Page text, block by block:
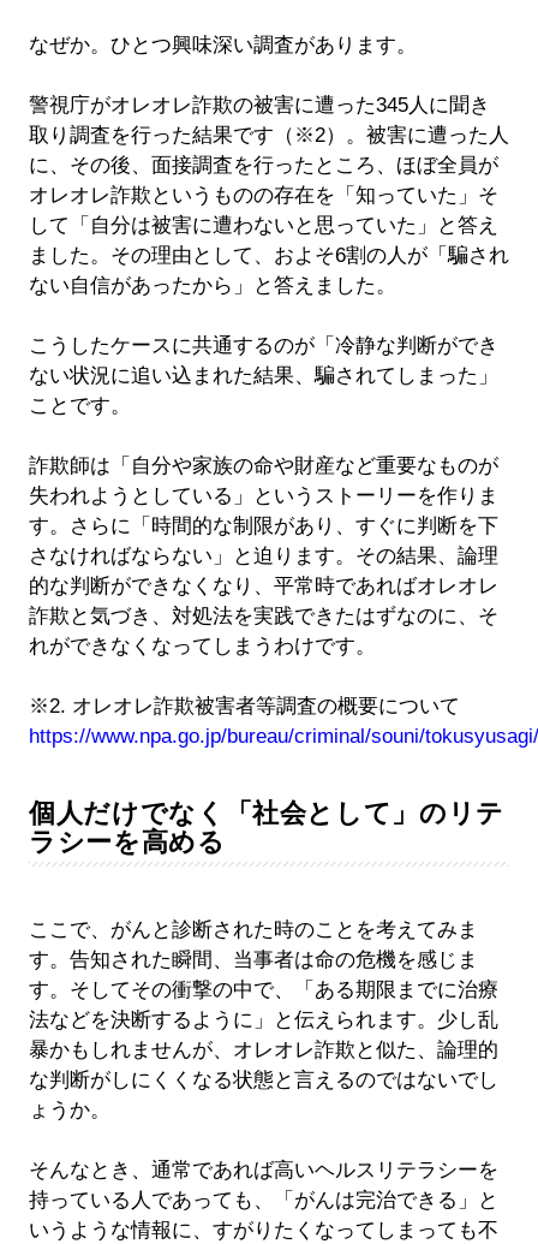
なぜか。ひとつ興味深い調査があります。
警視庁がオレオレ詐欺の被害に遭った345人に聞き
取り調査を行った結果です（※2）。被害に遭った人
に、その後、面接調査を行ったところ、ほぼ全員が
オレオレ詐欺というものの存在を「知っていた」そ
して「自分は被害に遭わないと思っていた」と答え
ました。その理由として、およそ6割の人が「騙され
ない自信があったから」と答えました。
こうしたケースに共通するのが「冷静な判断ができ
ない状況に追い込まれた結果、騙されてしまった」
ことです。
詐欺師は「自分や家族の命や財産など重要なものが
失われようとしている」というストーリーを作りま
す。さらに「時間的な制限があり、すぐに判断を下
さなければならない」と迫ります。その結果、論理
的な判断ができなくなり、平常時であればオレオレ
詐欺と気づき、対処法を実践できたはずなのに、そ
れができなくなってしまうわけです。
※2. オレオレ詐欺被害者等調査の概要について
https://www.npa.go.jp/bureau/criminal/souni/
個人だけでなく「社会として」のリテ
ラシーを高める
ここで、がんと診断された時のことを考えてみま
す。告知された瞬間、当事者は命の危機を感じま
す。そしてその衝撃の中で、「ある期限までに治療
法などを決断するように」と伝えられます。少し乱
暴かもしれませんが、オレオレ詐欺と似た、論理的
な判断がしにくくなる状態と言えるのではないでし
ょうか。
そんなとき、通常であれば高いヘルスリテラシーを
持っている人であっても、「がんは完治できる」と
いうような情報に、すがりたくなってしまっても不